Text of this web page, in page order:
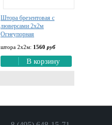
Штора брезентовая с
люверсами 2х2м
Огнеупорная
штора 2х2м: 1560 руб
В корзину